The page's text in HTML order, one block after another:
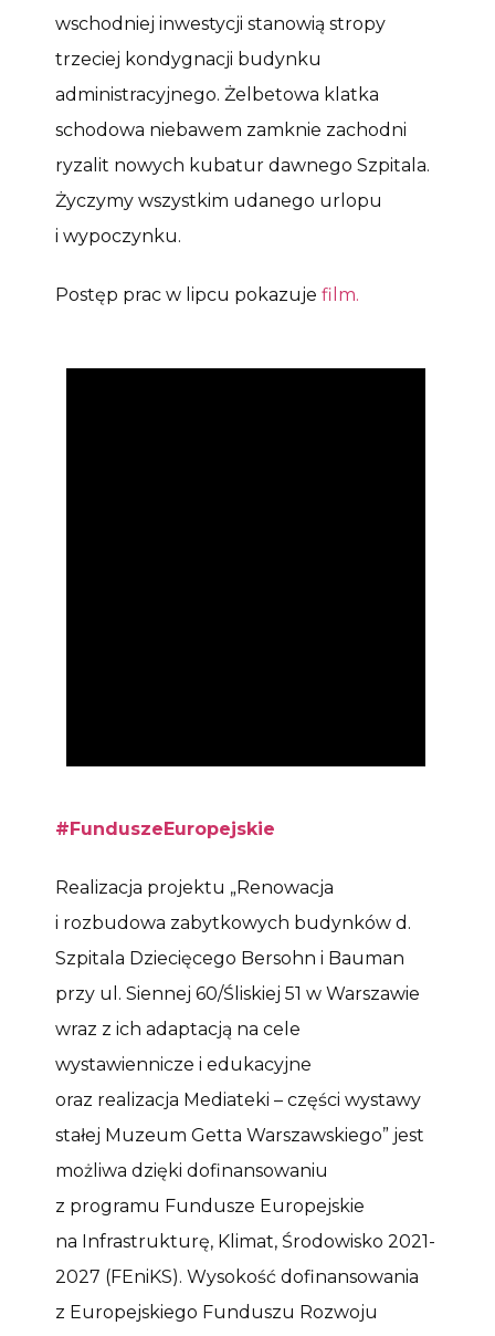
wschodniej inwestycji stanowią stropy
trzeciej kondygnacji budynku
administracyjnego. Żelbetowa klatka
schodowa niebawem zamknie zachodni
ryzalit nowych kubatur dawnego Szpitala.
Życzymy wszystkim udanego urlopu
i wypoczynku.
Postęp prac w lipcu pokazuje film.
#FunduszeEuropejskie
Realizacja projektu „Renowacja
i rozbudowa zabytkowych budynków d.
Szpitala Dziecięcego Bersohn i Bauman
przy ul. Siennej 60/Śliskiej 51 w Warszawie
wraz z ich adaptacją na cele
wystawiennicze i edukacyjne
oraz realizacja Mediateki – części wystawy
stałej Muzeum Getta Warszawskiego” jest
możliwa dzięki dofinansowaniu
z programu Fundusze Europejskie
na Infrastrukturę, Klimat, Środowisko 2021-
2027 (FEniKS). Wysokość dofinansowania
z Europejskiego Funduszu Rozwoju